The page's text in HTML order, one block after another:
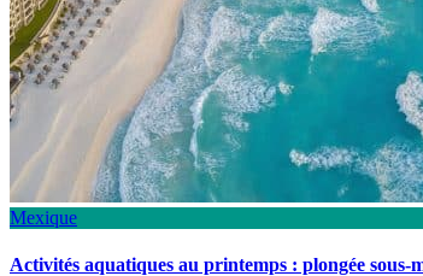
Mexique
Activités aquatiques au printemps : plongée